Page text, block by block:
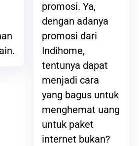
promosi. Ya,
dengan adanya
promosi dari
Indihome,
tentunya dapat
menjadi cara
yang bagus untuk
menghemat uang
untuk paket
internet bukan?